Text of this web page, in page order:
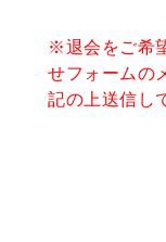
※退会をご希
せフォームの
記の上送信し